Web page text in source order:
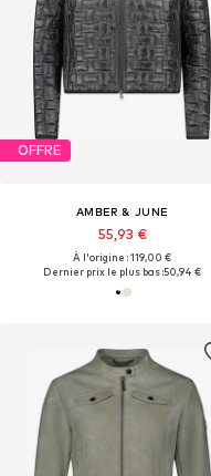
OFFRE
AMBER & JUNE
55,93 €
À l'origine : 119,00 €
Dernier prix le plus bas :50,94 €